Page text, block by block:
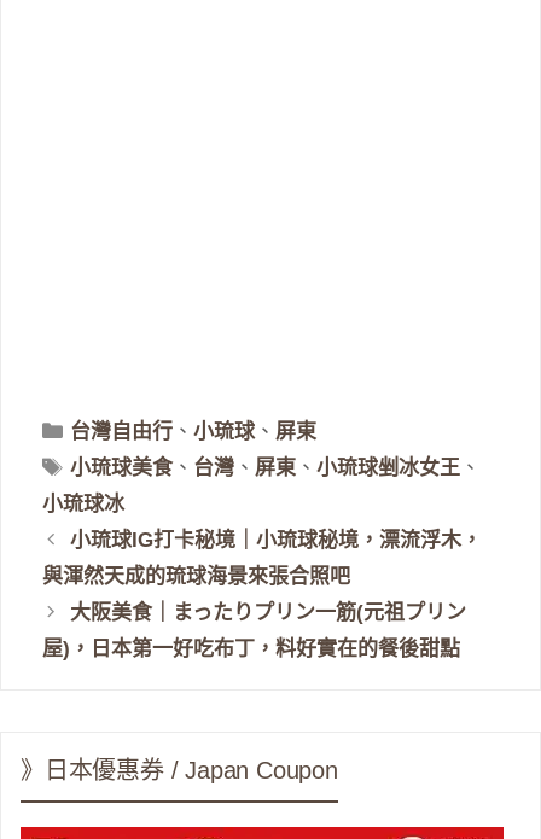
分
類
台灣自由行 、小琉球、 屏東
標
籤
小琉球美食、 台灣 、 屏東 、小琉球剉冰女王 、
小琉球冰
小琉球IG打卡秘境｜小琉球秘境，漂流浮木，
與渾然天成的琉球海景來張合照吧
大阪美食｜まったりプリン一筋(元祖プリン
屋)，日本第一好吃布丁，料好實在的餐後甜點
》日本優惠券 / Japan Coupon